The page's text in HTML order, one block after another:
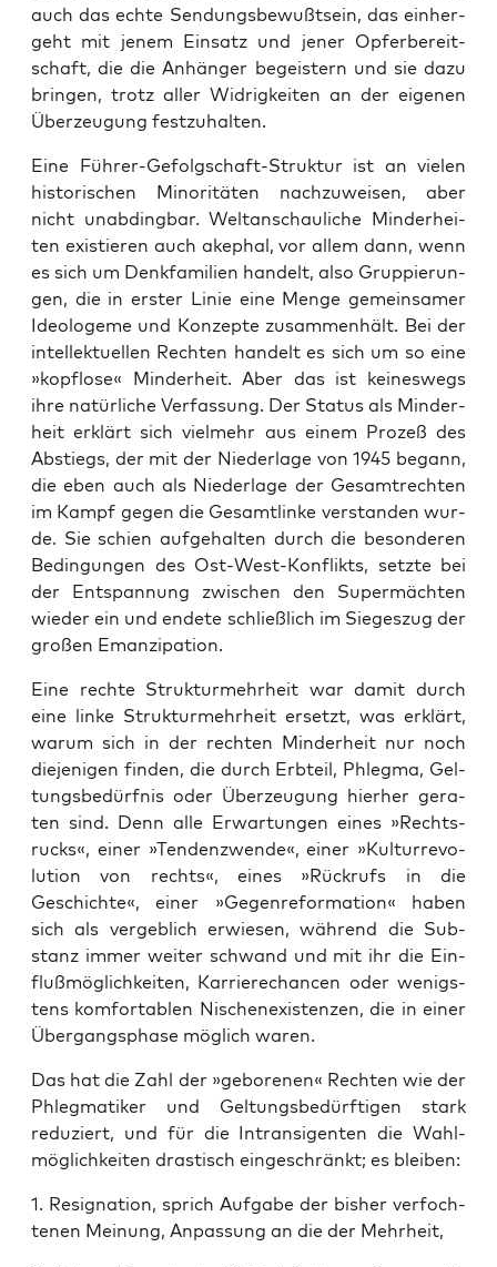
auch das ech­te Sen­dungs­be­wußt­sein, das ein­her­
geht mit jenem Ein­satz und jener Opfer­be­reit­
schaft, die die Anhän­ger begeis­tern und sie dazu
brin­gen, trotz aller Wid­rig­kei­ten an der eige­nen
Über­zeu­gung festzuhalten.
Eine Füh­rer-Gefolg­schaft-Struk­tur ist an vie­len
his­to­ri­schen Mino­ri­tä­ten nach­zu­wei­sen, aber
nicht unab­ding­bar. Welt­an­schau­li­che Min­der­hei­
ten exis­tie­ren auch ake­phal, vor allem dann, wenn
es sich um Denk­fa­mi­li­en han­delt, also Grup­pie­run­
gen, die in ers­ter Linie eine Men­ge gemein­sa­mer
Ideo­lo­ge­me und Kon­zep­te zusam­men­hält. Bei der
intel­lek­tu­el­len Rech­ten han­delt es sich um so eine
»kopf­lo­se« Min­der­heit. Aber das ist kei­nes­wegs
ihre natür­li­che Ver­fas­sung. Der Sta­tus als Min­der­
heit erklärt sich viel­mehr aus einem Pro­zeß des
Abstiegs, der mit der Nie­der­la­ge von 1945 begann,
die eben auch als Nie­der­la­ge der Gesamt­rech­ten
im Kampf gegen die Gesamt­lin­ke ver­stan­den wur­
de. Sie schien auf­ge­hal­ten durch die beson­de­ren
Bedin­gun­gen des Ost-West-Kon­flikts, setz­te bei
der Ent­span­nung zwi­schen den Super­mäch­ten
wie­der ein und ende­te schließ­lich im Sie­ges­zug der
gro­ßen Emanzipation.
Eine rech­te Struk­tur­mehr­heit war damit durch
eine lin­ke Struk­tur­mehr­heit ersetzt, was erklärt,
war­um sich in der rech­ten Min­der­heit nur noch
die­je­ni­gen fin­den, die durch Erb­teil, Phleg­ma, Gel­
tungs­be­dürf­nis oder Über­zeu­gung hier­her gera­
ten sind. Denn alle Erwar­tun­gen eines »Rechts­
rucks«, einer »Ten­denz­wen­de«, einer »Kul­tur­re­vo­
lu­ti­on von rechts«, eines »Rück­rufs in die
Geschich­te«, einer »Gegen­re­for­ma­ti­on« haben
sich als ver­geb­lich erwie­sen, wäh­rend die Sub­
stanz immer wei­ter schwand und mit ihr die Ein­
fluß­mög­lich­kei­ten, Kar­rie­re­chan­cen oder wenigs­
tens kom­for­ta­blen Nischen­exis­ten­zen, die in einer
Über­gangs­pha­se mög­lich waren.
Das hat die Zahl der »gebo­re­nen« Rech­ten wie der
Phleg­ma­ti­ker und Gel­tungs­be­dürf­ti­gen stark
redu­ziert, und für die Intran­si­gen­ten die Wahl­
mög­lich­kei­ten dras­tisch ein­ge­schränkt; es bleiben:
1. Resi­gna­ti­on, sprich Auf­ga­be der bis­her ver­foch­
te­nen Mei­nung, Anpas­sung an die der Mehrheit,